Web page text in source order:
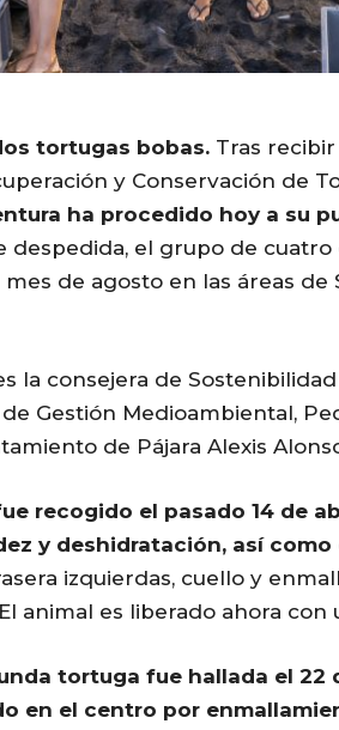
tortugas bobas. Tras
y Conservación de
ha procedido hoy a su
despedida, el grupo de
de agosto en las áreas de
la consejera de
Gestión Medioambiental,
de Pájara Alexis
recogido el pasado 14 de
y deshidratación, así como
izquierdas, cuello y
animal es liberado ahora con
tortuga fue hallada el 22
en el centro por